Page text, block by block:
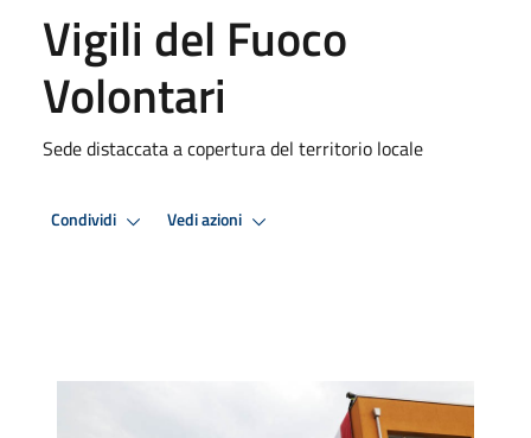
Vigili del Fuoco
Volontari
Sede distaccata a copertura del territorio locale
Condividi Vedi azioni